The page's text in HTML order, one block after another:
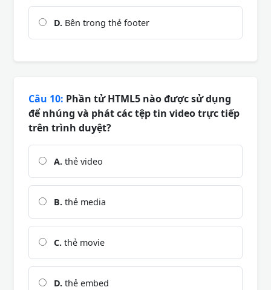
D. Bên trong thẻ footer
Câu 10: Phần tử HTML5 nào được sử dụng
để nhúng và phát các tệp tin video trực tiếp
trên trình duyệt?
A. thẻ video
B. thẻ media
C. thẻ movie
D. thẻ embed